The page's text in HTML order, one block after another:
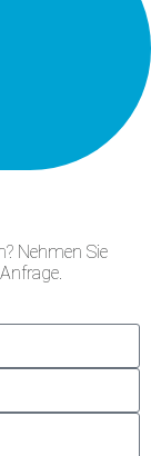
Nehmen Sie